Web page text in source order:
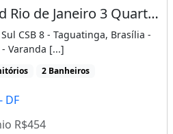
CSB 8 Taguatinga Ed Rio de Janeiro 3 Quartos 1 Vaga 64m² Varanda Armários
CSB 8 - Taguatinga, Brasília -
Varanda [...]
2 Banheiros
DF
R$454